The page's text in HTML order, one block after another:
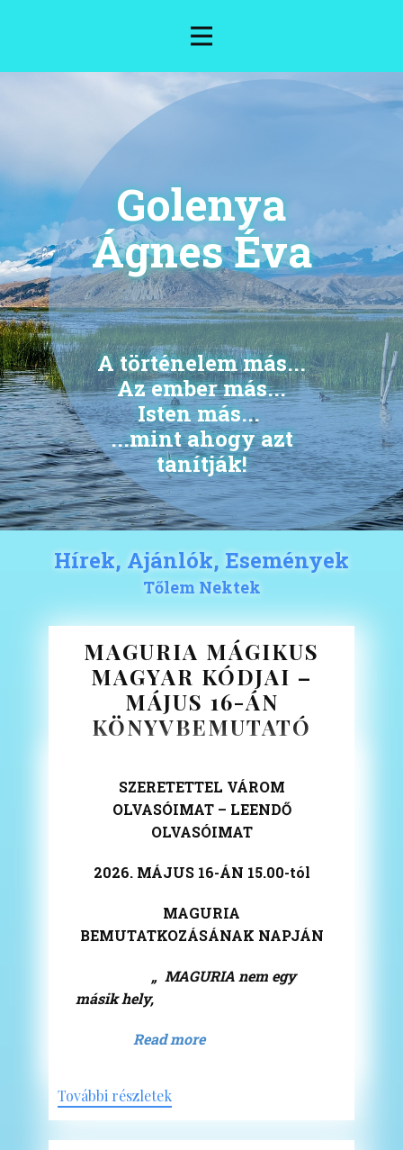
Golenya
Ágnes Éva
A történelem más...
Az ember más...
Isten más...
...mint ahogy azt
tanítják!
Hírek, Ajánlók, Események
Tőlem Nektek
MAGURIA MÁGIKUS
MAGYAR KÓDJAI –
MÁJUS 16-ÁN
KÖNYVBEMUTATÓ
SZERETETTEL VÁROM
OLVASÓIMAT – LEENDŐ
OLVASÓIMAT
2026. MÁJUS 16-ÁN 15.00-tól
MAGURIA
BEMUTATKOZÁSÁNAK NAPJÁN
„ MAGURIA nem egy
másik hely,
Read more
További részletek